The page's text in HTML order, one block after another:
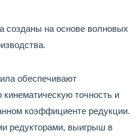
созданы на основе волновых
обеспечивают
точность и
коэффициенте редукции.
редукторами, выигрыш в